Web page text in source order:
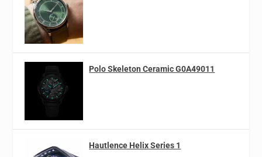
Polo Skeleton Ceramic G0A49011
Hautlence Helix Series 1